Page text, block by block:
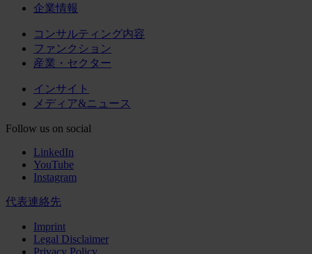
企業情報
コンサルティング内容
ファンクション
産業・セクター
インサイト
メディア&ニュース
Follow us on social
LinkedIn
YouTube
Instagram
代表連絡先
Imprint
Legal Disclaimer
Privacy Policy